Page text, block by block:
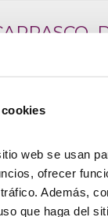
web se usan
ofrecer
Además,
que haga del
LA FP EN
satisfacción y de